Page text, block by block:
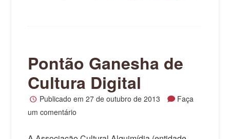
Pontão Ganesha de
Cultura Digital
Publicado em 27 de outubro de 2013
Faça
um comentário